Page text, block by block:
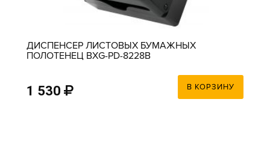
ДИСПЕНСЕР ЛИСТОВЫХ БУМАЖНЫХ
ПОЛОТЕНЕЦ BXG-PD-8228B
1 530 В КОРЗИНУ